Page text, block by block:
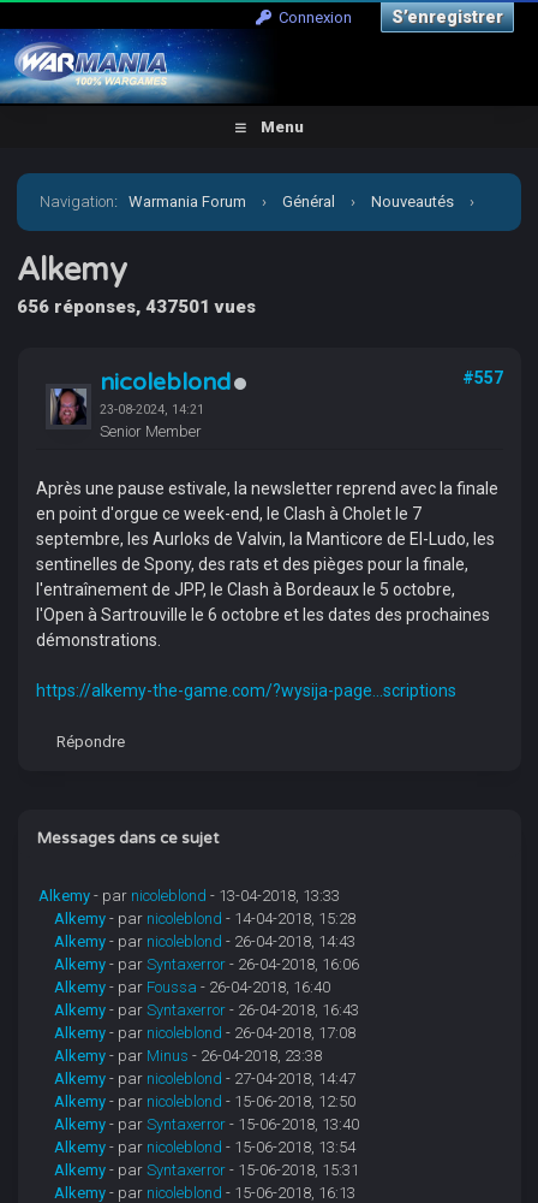
Connexion S’enregistrer
Menu
Navigation:Warmania Forum › Général › Nouveautés ›
Alkemy
Alkemy
656 réponses, 437501 vues
nicoleblond
23-08-2024, 14:21
Senior Member
#557
Après une pause estivale, la newsletter reprend avec la finale
en point d'orgue ce week-end, le Clash à Cholet le 7
septembre, les Aurloks de Valvin, la Manticore de El-Ludo, les
sentinelles de Spony, des rats et des pièges pour la finale,
l'entraînement de JPP, le Clash à Bordeaux le 5 octobre,
l'Open à Sartrouville le 6 octobre et les dates des prochaines
démonstrations.
https://alkemy-the-game.com/?wysija-page...scriptions
Répondre
Messages dans ce sujet
Alkemy - par nicoleblond - 13-04-2018, 13:33
Alkemy - par nicoleblond - 14-04-2018, 15:28
Alkemy - par nicoleblond - 26-04-2018, 14:43
Alkemy - parSyntaxerror - 26-04-2018, 16:06
Alkemy - par Foussa - 26-04-2018, 16:40
Alkemy - parSyntaxerror - 26-04-2018, 16:43
Alkemy - par nicoleblond - 26-04-2018, 17:08
Alkemy - par Minus - 26-04-2018, 23:38
Alkemy - par nicoleblond - 27-04-2018, 14:47
Alkemy - par nicoleblond - 15-06-2018, 12:50
Alkemy - parSyntaxerror - 15-06-2018, 13:40
Alkemy - par nicoleblond - 15-06-2018, 13:54
Alkemy - parSyntaxerror - 15-06-2018, 15:31
Alkemy - par nicoleblond - 15-06-2018, 16:13